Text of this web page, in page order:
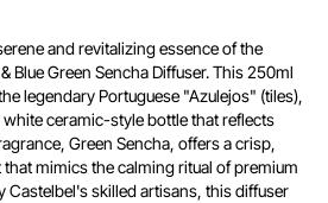
and revitalizing essence of the
Blue Green Sencha Diffuser. This 250ml
legendary Portuguese "Azulejos" (tiles),
ceramic-style bottle that reflects
Green Sencha, offers a crisp,
mimics the calming ritual of premium
Castelbel's skilled artisans, this diffuser